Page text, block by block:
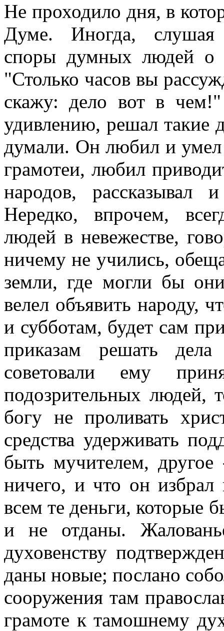
Не проходило дня, в
Думе. Иногда, слушая
споры думных людей о
"Столько часов вы
скажу: дело вот в
удивлению, решал такие
думали. Он любил и умел
грамотеи, любил
народов, рассказывал
Нередко, впрочем,
людей в невежестве,
ничему не учились,
земли, где могли бы они
велел объявить народу,
и субботам, будет сам
приказам решать
советовали ему
подозрительных людей,
богу не проливать
средства удерживать
быть мучителем, другое
ничего, и что он избрал
всем те деньги, которые
и не отданы.
духовенству
даны новые; послано
сооружения там
грамоте к тамошнему